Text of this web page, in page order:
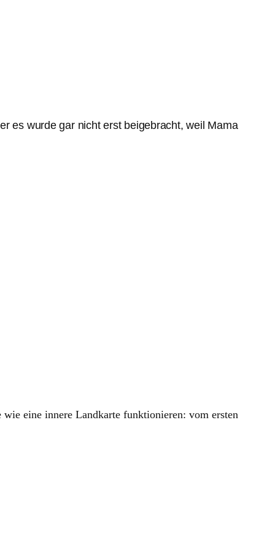
es wurde gar nicht erst beigebracht, weil Mama
eine innere Landkarte funktionieren: vom ersten